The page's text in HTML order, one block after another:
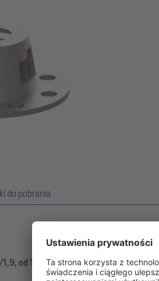
do pobrania
1,9, od 11/2006